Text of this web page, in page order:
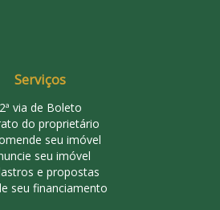
Serviços
2ª via de Boleto
do proprietário
seu imóvel
seu imóvel
e propostas
seu financiamento